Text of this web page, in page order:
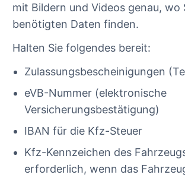
mit Bildern und Videos genau, wo
benötigten Daten finden.
Halten Sie folgendes bereit:
Zulassungsbescheinigungen
eVB-Nummer (elektronische
Versicherungsbestätigung)
IBAN für die Kfz-Steuer
Kfz-Kennzeichen des
erforderlich, wenn das